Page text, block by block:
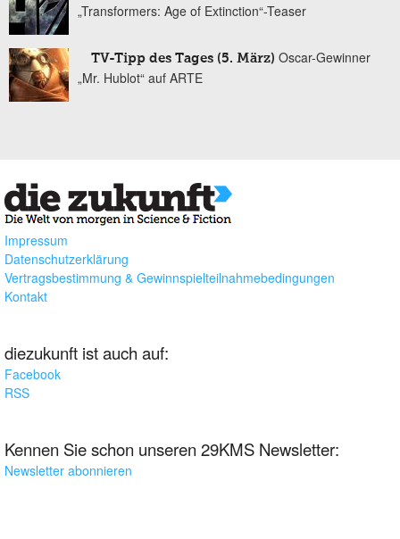
„Transformers: Age of Extinction“-Teaser
TV-Tipp des Tages (5. März) Oscar-Gewinner
„Mr. Hublot“ auf ARTE
Impressum
Datenschutzerklärung
Vertragsbestimmung & Gewinnspielteilnahmebedingungen
Kontakt
diezukunft ist auch auf:
Facebook
RSS
Kennen Sie schon unseren 29KMS Newsletter:
Newsletter abonnieren